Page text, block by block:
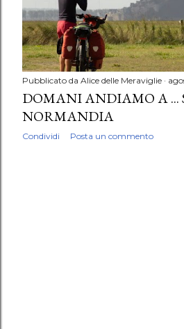
Pubblicato da Alice delle Meraviglie
DOMANI ANDIAMO A ...
NORMANDIA
Condividi Posta un commento